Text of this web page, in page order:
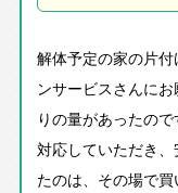
解体予定の家の片
ンサービスさんに
りの量があったの
対応していただき
たのは、その場で